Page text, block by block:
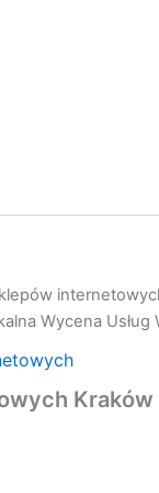
Wycena Usług
Kraków